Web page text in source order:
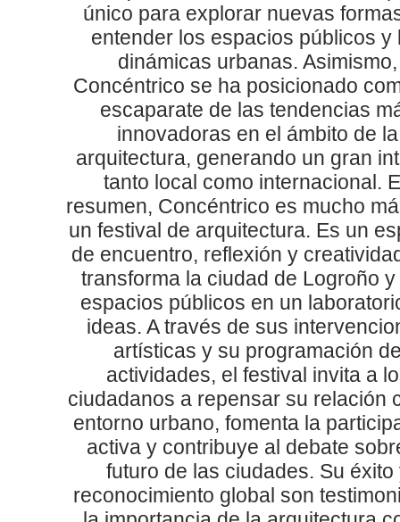
único para explorar nuevas
entender los espacios públicos y
dinámicas urbanas. Asimismo,
Concéntrico se ha posicionado
escaparate de las tendencias
innovadoras en el ámbito de la
arquitectura, generando un gran
tanto local como internacional.
resumen, Concéntrico es mucho
un festival de arquitectura. Es un
de encuentro, reflexión y
transforma la ciudad de Logroño
espacios públicos en un
ideas. A través de sus
artísticas y su programación
actividades, el festival invita a
ciudadanos a repensar su relación
entorno urbano, fomenta la
activa y contribuye al debate
futuro de las ciudades. Su éxito
reconocimiento global son